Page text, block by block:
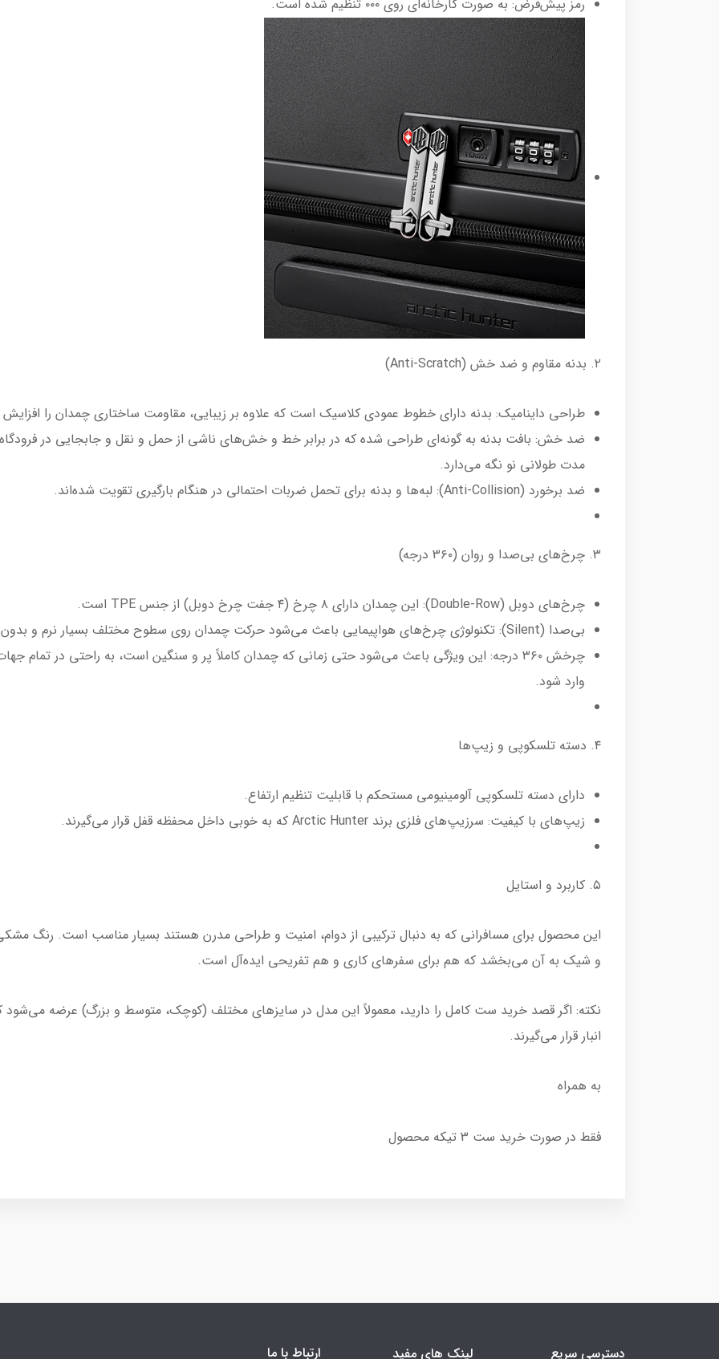
رمز پیش‌فرض: به صورت کارخانه‌ای روی ۰۰۰ تنظیم شده است.
۲. بدنه مقاوم و ضد خش (Anti-Scratch)
طراحی داینامیک: بدنه دارای خطوط عمودی کلاسیک است که علاوه بر زیبایی، مقاومت ساختاری چمدان را
ضد خش: بافت بدنه به گونه‌ای طراحی شده که در برابر خط و خش‌های ناشی از حمل و نقل و جابجایی در
مدت طولانی نو نگه می‌دارد.
ضد برخورد (Anti-Collision): لبه‌ها و بدنه برای تحمل ضربات احتمالی در هنگام بارگیری تقویت شده‌اند.
۳. چرخ‌های بی‌صدا و روان (۳۶۰ درجه)
چرخ‌های دوبل (Double-Row): این چمدان دارای ۸ چرخ (۴ جفت چرخ دوبل) از جنس TPE است.
بی‌صدا (Silent): تکنولوژی چرخ‌های هواپیمایی باعث می‌شود حرکت چمدان روی سطوح مختلف بسیار نرم و بدون صدا باشد.
چرخش ۳۶۰ درجه: این ویژگی باعث می‌شود حتی زمانی که چمدان کاملاً پر و سنگین است، به راحتی در
وارد شود.
۴. دسته تلسکوپی و زیپ‌ها
دارای دسته تلسکوپی آلومینیومی مستحکم با قابلیت تنظیم ارتفاع.
زیپ‌های با کیفیت: سرزیپ‌های فلزی برند Arctic Hunter که به خوبی داخل محفظه قفل قرار می‌گیرند.
۵. کاربرد و استایل
این محصول برای مسافرانی که به دنبال ترکیبی از دوام، امنیت و طراحی مدرن هستند بسیار مناسب است. رنگ
و شیک به آن می‌بخشد که هم برای سفرهای کاری و هم تفریحی ایده‌آل است.
نکته: اگر قصد خرید ست کامل را دارید، معمولاً این مدل در سایزهای مختلف (کوچک، متوسط و بزرگ) عرضه می‌شود
انبار قرار می‌گیرند.
به همراه
فقط در صورت خرید ست 3 تیکه محصول
دسترسی سریع لینک های مفید ارتباط با ما